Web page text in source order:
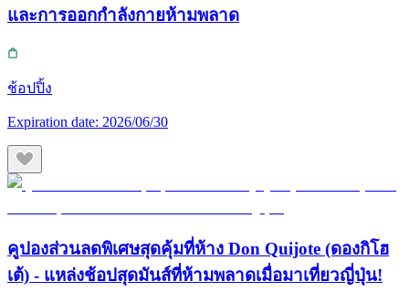
และการออกกำลังกายห้ามพลาด
ช้อปปิ้ง
Expiration date: 2026/06/30
คูปองส่วนลดพิเศษสุดคุ้มที่ห้าง Don Quijote (ดองกิโฮ
เต้) - แหล่งช้อปสุดมันส์ที่ห้ามพลาดเมื่อมาเที่ยวญี่ปุ่น!